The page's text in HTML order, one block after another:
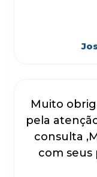
Muito
pela
consulta
com seus